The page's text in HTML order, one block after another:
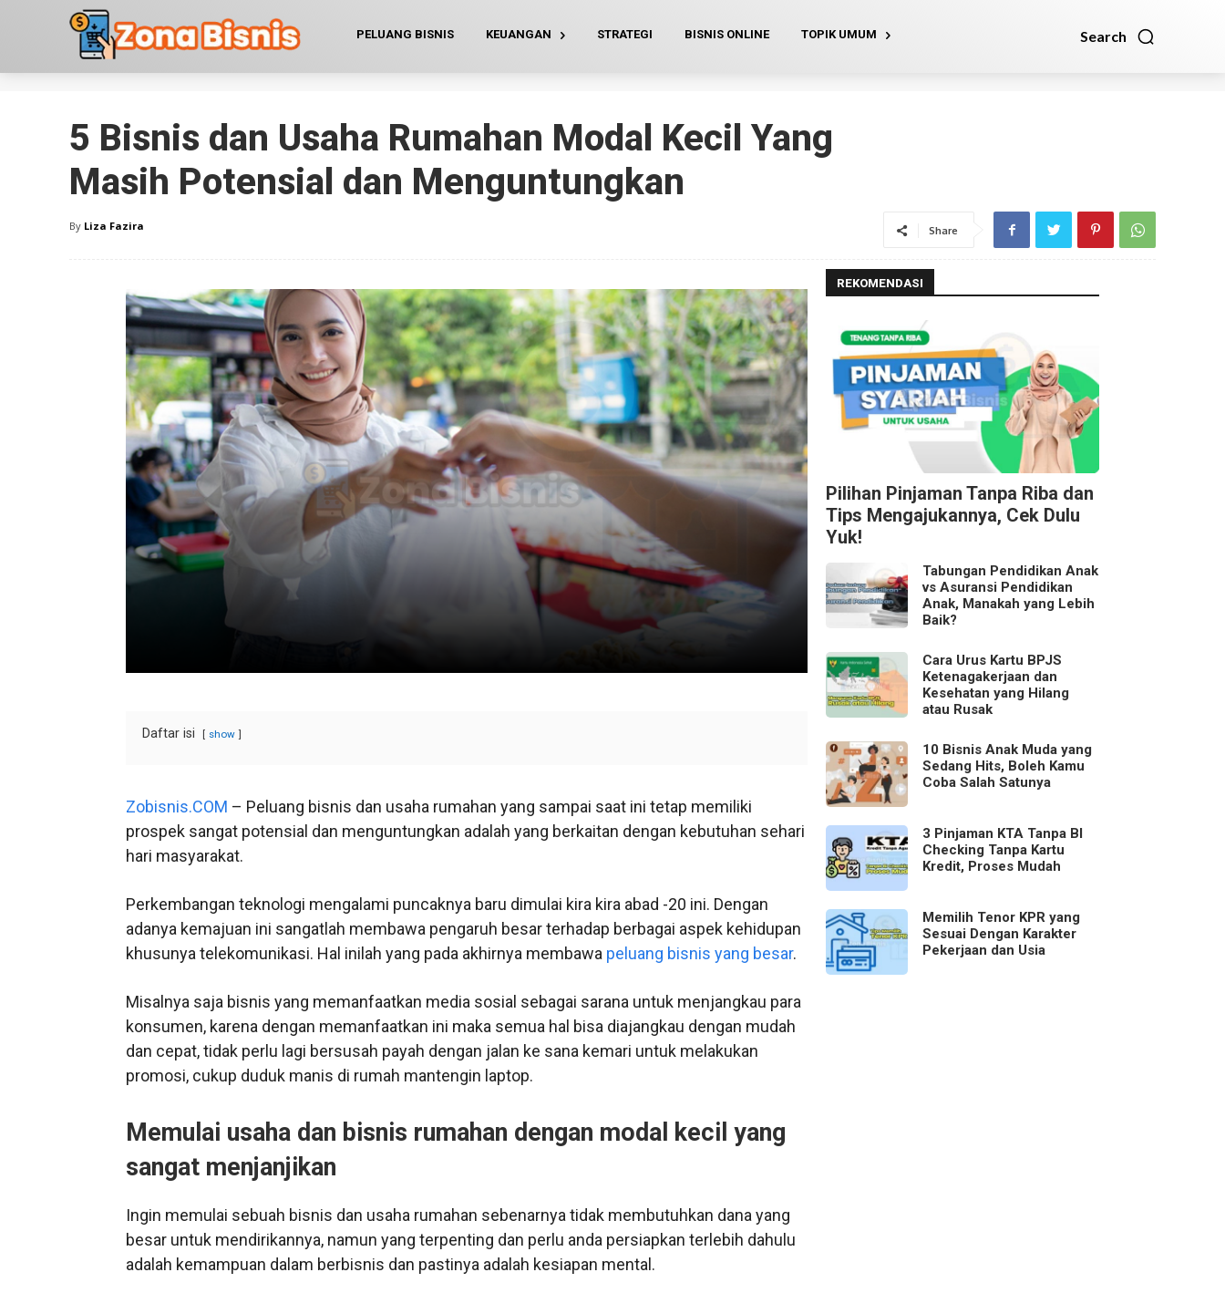
Search
PELUANG BISNIS KEUANGAN STRATEGI BISNIS ONLINE TOPIK UMUM
5 Bisnis dan Usaha Rumahan Modal Kecil Yang
Masih Potensial dan Menguntungkan
By Liza Fazira Share
Daftar isi show
Zobisnis.COM – Peluang bisnis dan usaha rumahan yang sampai saat ini tetap memiliki
prospek sangat potensial dan menguntungkan adalah yang berkaitan dengan kebutuhan sehari
hari masyarakat.
Perkembangan teknologi mengalami puncaknya baru dimulai kira kira abad -20 ini. Dengan
adanya kemajuan ini sangatlah membawa pengaruh besar terhadap berbagai aspek kehidupan
khusunya telekomunikasi. Hal inilah yang pada akhirnya membawa peluang bisnis yang besar.
Misalnya saja bisnis yang memanfaatkan media sosial sebagai sarana untuk menjangkau para
konsumen, karena dengan memanfaatkan ini maka semua hal bisa diajangkau dengan mudah
dan cepat, tidak perlu lagi bersusah payah dengan jalan ke sana kemari untuk melakukan
promosi, cukup duduk manis di rumah mantengin laptop.
Memulai usaha dan bisnis rumahan dengan modal kecil yang
sangat menjanjikan
Ingin memulai sebuah bisnis dan usaha rumahan sebenarnya tidak membutuhkan dana yang
besar untuk mendirikannya, namun yang terpenting dan perlu anda persiapkan terlebih dahulu
adalah kemampuan dalam berbisnis dan pastinya adalah kesiapan mental.
REKOMENDASI
Pilihan Pinjaman Tanpa Riba dan
Tips Mengajukannya, Cek Dulu
Yuk!
Tabungan Pendidikan Anak
vs Asuransi Pendidikan
Anak, Manakah yang Lebih
Baik?
Cara Urus Kartu BPJS
Ketenagakerjaan dan
Kesehatan yang Hilang
atau Rusak
10 Bisnis Anak Muda yang
Sedang Hits, Boleh Kamu
Coba Salah Satunya
3 Pinjaman KTA Tanpa BI
Checking Tanpa Kartu
Kredit, Proses Mudah
Memilih Tenor KPR yang
Sesuai Dengan Karakter
Pekerjaan dan Usia